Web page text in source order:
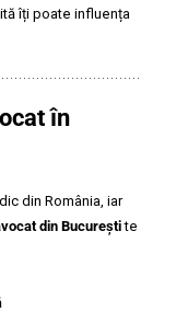
îți poate influența
în
din România, iar
din Bucureștite